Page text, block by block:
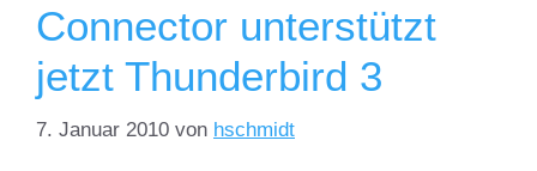
Connector unterstützt
jetzt Thunderbird 3
7. Januar 2010 von hschmidt